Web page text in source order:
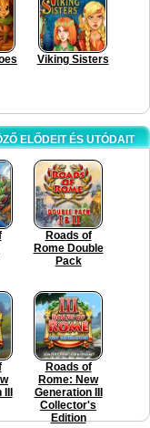
Viking Sisters
ELŐDEIT ÉS UTÓDAIT
Roads of
Rome Double
Pack
III
Roads of
Rome: New
Generation III
Collector's
Edition